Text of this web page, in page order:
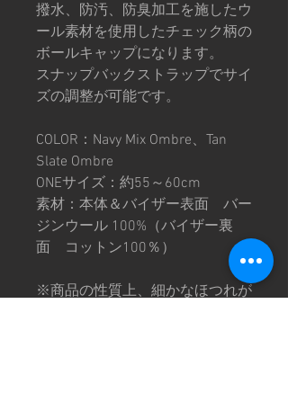
撥水、防汚、防臭加工を施したウ
ール素材を使用したチェック柄の
ボールキャップになります。
スナップバックストラップでサイ
ズの調整が可能です。
COLOR：Navy Mix Ombre、Tan
Slate Ombre
ONEサイズ：約55～60cm
素材：本体＆バイザー表面 バー
ジンウール 100%（バイザー裏
面 コットン100％）
※商品の性質上、細かなほつれが